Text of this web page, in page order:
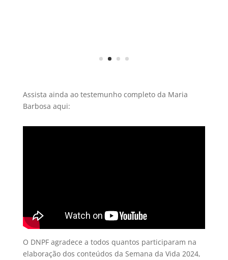
Assista ainda ao testemunho completo da Maria
Barbosa aqui:
O DNPF agradece a todos quantos participaram na
elaboração dos conteúdos da Semana da Vida 2024,